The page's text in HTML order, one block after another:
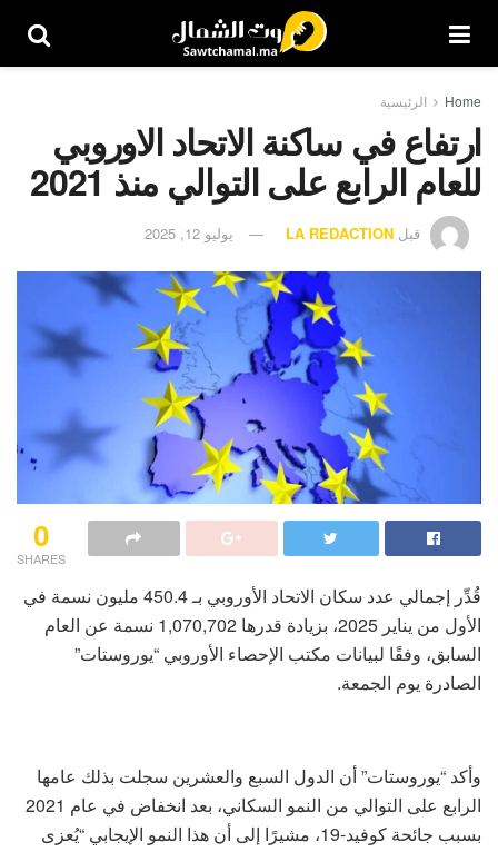
Home الرئيسية
ارتفاع في ساكنة الاتحاد الاوروبي
للعام الرابع على التوالي منذ 2021
قبل LA REDACTION يوليو 12, 2025
0
SHARES
قُدِّر إجمالي عدد سكان الاتحاد الأوروبي بـ 450.4 مليون نسمة في
الأول من يناير 2025، بزيادة قدرها 1,070,702 نسمة عن العام
السابق، وفقًا لبيانات مكتب الإحصاء الأوروبي “يوروستات”
الصادرة يوم الجمعة.
وأكد “يوروستات” أن الدول السبع والعشرين سجلت بذلك عامها
الرابع على التوالي من النمو السكاني، بعد انخفاض في عام 2021
بسبب جائحة كوفيد-19، مشيرًا إلى أن هذا النمو الإيجابي “يُعزى